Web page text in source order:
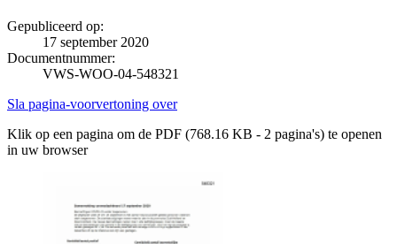
Gepubliceerd op:
17 september 2020
Documentnummer:
VWS-WOO-04-548321
Sla pagina-voorvertoning over
Klik op een pagina om de PDF (768.16 KB - 2 pagina's) te openen
in uw browser